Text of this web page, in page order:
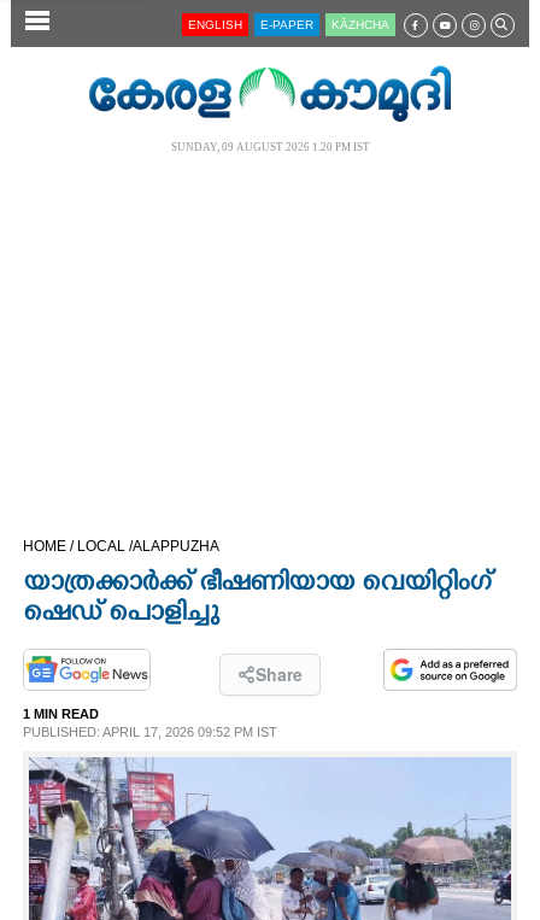
SECTIONS
LIFESTYLE
SPIRITUAL
INFO+
ENGLISH E-PAPER KĀZHCHA
SUNDAY, 09 AUGUST 2026 1.20 PM IST
HOME / LOCAL /ALAPPUZHA
യാത്രക്കാർക്ക് ഭീഷണിയായ വെയിറ്റിംഗ്
ഷെഡ് പൊളിച്ചു
Share
1 MIN READ
PUBLISHED: APRIL 17, 2026 09:52 PM IST